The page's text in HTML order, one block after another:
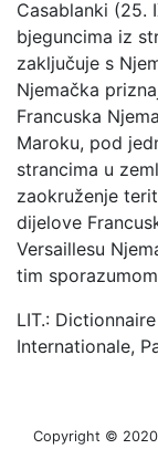
Casablanki (25.
bjeguncima iz
zaključuje s
Njemačka
Francuska
Maroku, pod
strancima u
zaokruženje
dijelove
Versaillesu
tim
LIT.:
Internationale,
Copyright ©